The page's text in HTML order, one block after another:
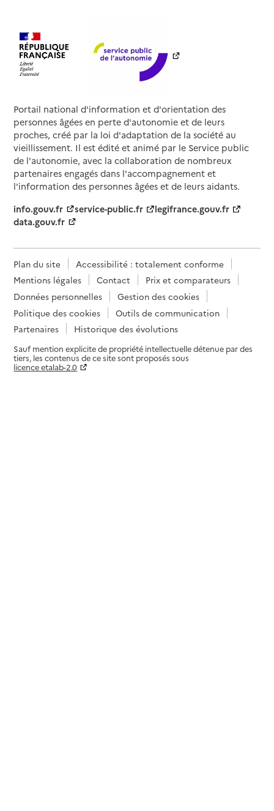
Portail national d'information et d'orientation des
personnes âgées en perte d'autonomie et de leurs
proches, créé par la loi d'adaptation de la société au
vieillissement. Il est édité et animé par le Service public
de l'autonomie, avec la collaboration de nombreux
partenaires engagés dans l'accompagnement et
l'information des personnes âgées et de leurs aidants.
info.gouv.fr
service-public.fr
legifrance.gouv.fr
data.gouv.fr
Plan du site
Accessibilité : totalement conforme
Mentions légales
Contact
Prix et comparateurs
Données personnelles
Gestion des cookies
Politique des cookies
Outils de communication
Partenaires
Historique des évolutions
Sauf mention explicite de propriété intellectuelle détenue par des
tiers, les contenus de ce site sont proposés sous
licence etalab-2.0